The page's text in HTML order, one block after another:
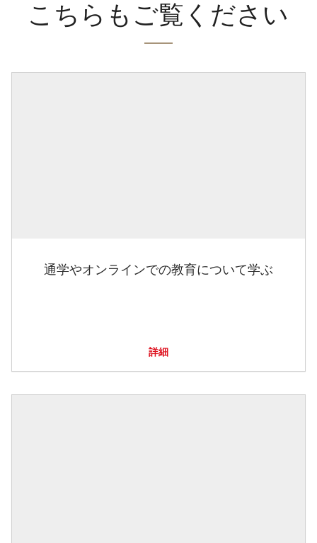
こちらもご覧ください
通学やオンラインでの教育について学ぶ
詳細